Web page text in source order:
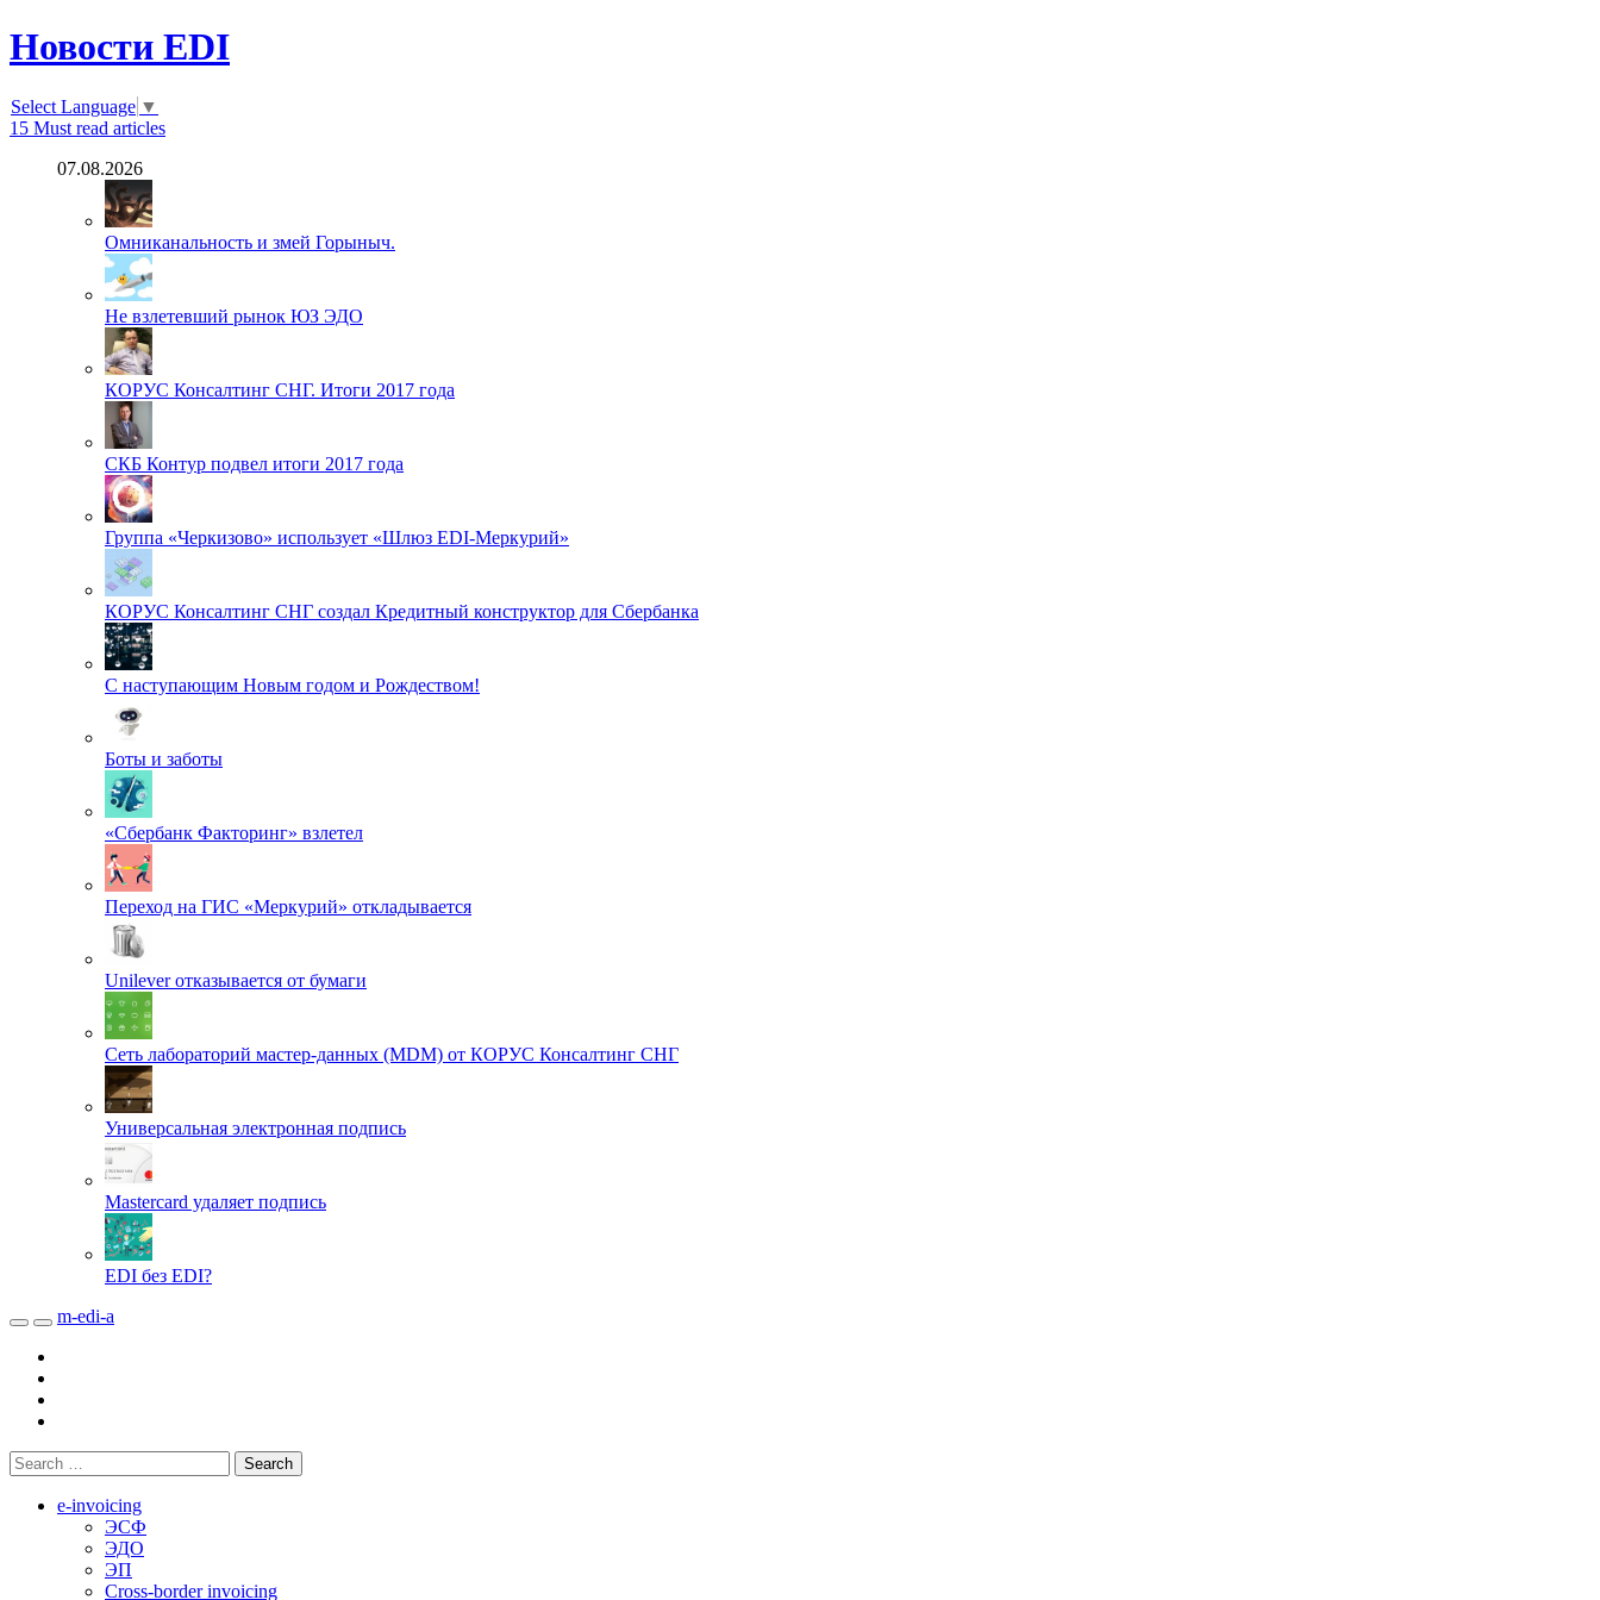
Новости EDI
Select Language ▼
15 Must read articles
07.08.2026
Омниканальность и змей Горыныч.
Не взлетевший рынок ЮЗ ЭДО
КОРУС Консалтинг СНГ. Итоги 2017 года
СКБ Контур подвел итоги 2017 года
Группа «Черкизово» использует «Шлюз EDI-Меркурий»
КОРУС Консалтинг СНГ создал Кредитный конструктор для Сбербанка
С наступающим Новым годом и Рождеством!
Боты и заботы
«Сбербанк Факторинг» взлетел
Переход на ГИС «Меркурий» откладывается
Unilever отказывается от бумаги
Сеть лабораторий мастер-данных (MDM) от КОРУС Консалтинг СНГ
Универсальная электронная подпись
Mastercard удаляет подпись
EDI без EDI?
m-edi-a
e-invoicing
ЭСФ
ЭДО
ЭП
Cross-border invoicing